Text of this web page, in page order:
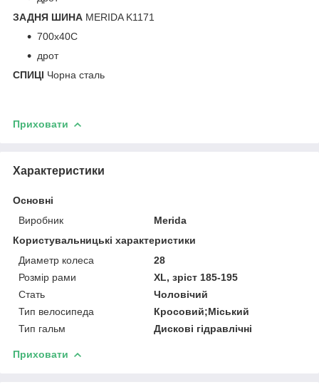
ЗАДНЯ ШИНА MERIDA K1171
700x40C
дрот
СПИЦІ Чорна сталь
Приховати
Характеристики
Основні
Виробник
Merida
Користувальницькі характеристики
Диаметр колеса
28
Розмір рами
XL, зріст 185-195
Стать
Чоловічий
Тип велосипеда
Кросовий;Міський
Тип гальм
Дискові гідравлічні
Приховати